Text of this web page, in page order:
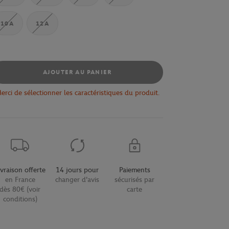
10A 12A
AJOUTER AU PANIER
de sélectionner les caractéristiques du produit.
offerte
en France
dès 80€ (voir
conditions)
14 jours pour
changer d'avis
Paiements
sécurisés par
carte